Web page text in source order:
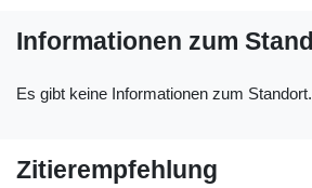
Informationen zum
Es gibt keine Informationen zum Standort.
Zitierempfehlung